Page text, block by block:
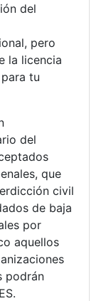
del
pero
la licencia
tu
del
que
civil
de baja
por
aquellos
podrán